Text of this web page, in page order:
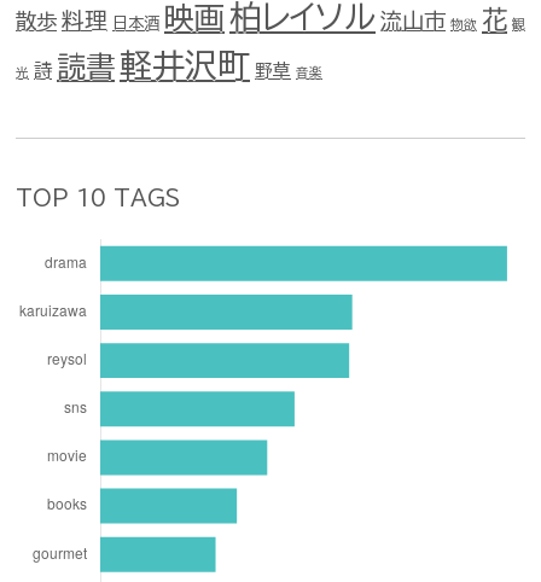
散歩 料理 日本酒 映画 柏レイソル 流山市 物欲 花 観
光 詩 読書軽井沢町 野草 音楽
TOP 10 TAGS